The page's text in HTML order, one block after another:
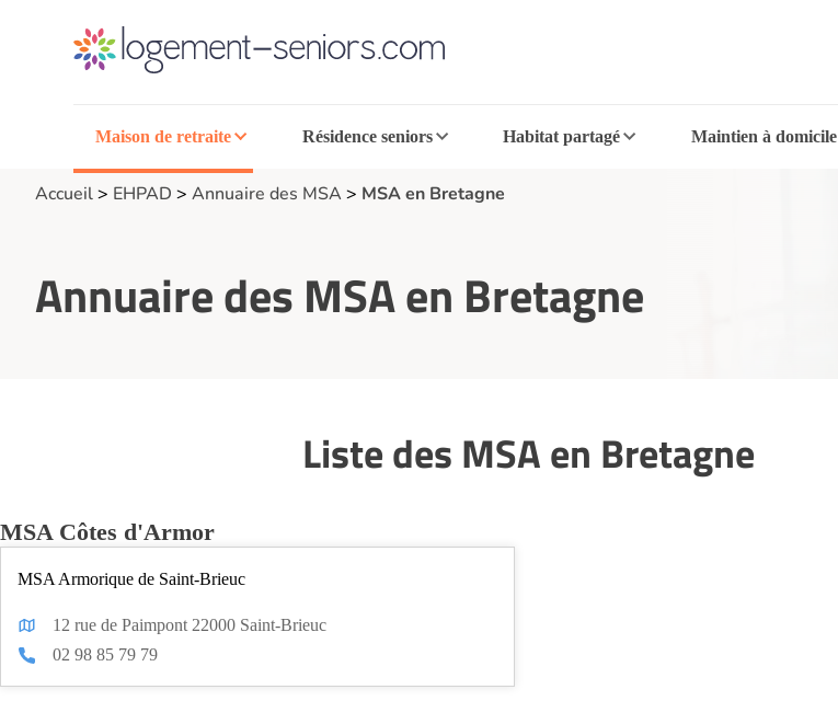
Maison de retraite Résidence seniors Habitat partagé Maintien à domicile
Accueil> EHPAD > Annuaire des MSA> MSA en Bretagne
Annuaire des MSA en Bretagne
Liste des MSA en Bretagne
MSA Côtes d'Armor
MSA Armorique de Saint-Brieuc
12 rue de Paimpont 22000 Saint-Brieuc
02 98 85 79 79